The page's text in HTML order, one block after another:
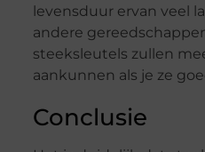
levensduur ervan veel
andere
steeksleutels zullen
aankunnen als je ze
Conclusie